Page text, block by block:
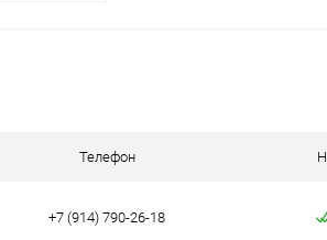
Телефон
+7 (914) 790-26-18